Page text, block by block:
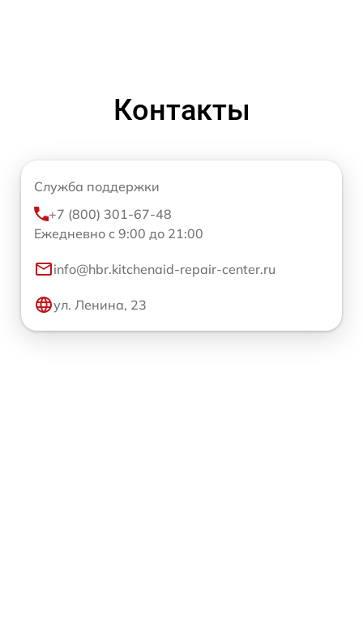
Контакты
Служба поддержки
+7 (800) 301-67-48
Ежедневно с 9:00 до 21:00
info@hbr.kitchenaid-repair-center.ru
ул. Ленина, 23